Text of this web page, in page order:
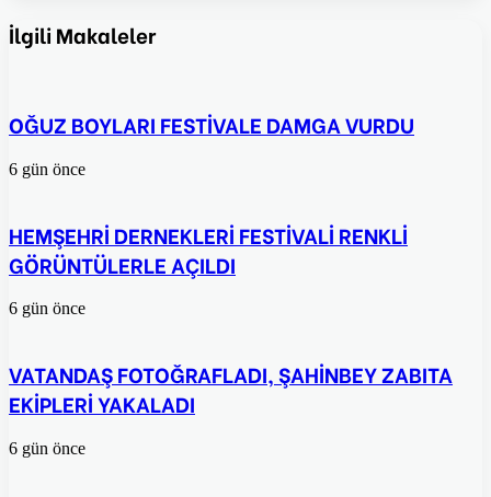
Posta
ile
İlgili Makaleler
OĞUZ BOYLARI FESTİVALE DAMGA VURDU
6 gün önce
HEMŞEHRİ DERNEKLERİ FESTİVALİ RENKLİ
GÖRÜNTÜLERLE AÇILDI
6 gün önce
VATANDAŞ FOTOĞRAFLADI, ŞAHİNBEY ZABITA
EKİPLERİ YAKALADI
6 gün önce